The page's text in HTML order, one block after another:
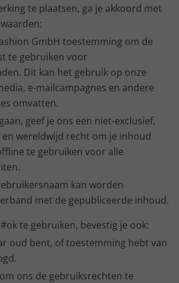
te plaatsen, ga je akkoord met
GmbH toestemming om de
te gebruiken voor
Dit kan het gebruik op onze
e-mailcampagnes en andere
omvatten.
geef je ons een niet-exclusief,
wereldwijd recht om je inhoud
te gebruiken voor alle
kan worden
met de gepubliceerde inhoud.
te gebruiken, bevestig je ook:
oud bent, of toestemming hebt van
ons de gebruiksrechten te